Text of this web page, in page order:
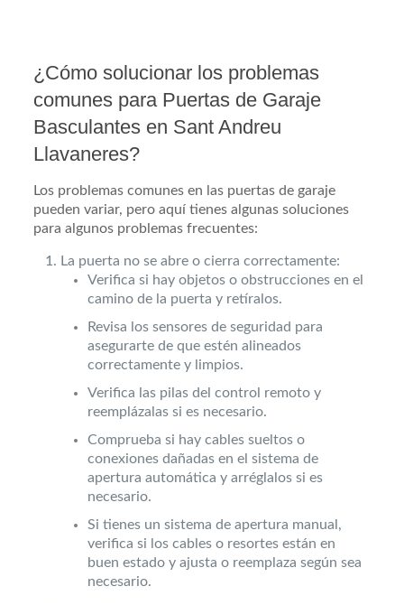
¿Cómo solucionar los problemas
comunes para Puertas de Garaje
Basculantes en Sant Andreu
Llavaneres?
Los problemas comunes en las puertas de garaje
pueden variar, pero aquí tienes algunas soluciones
para algunos problemas frecuentes:
La puerta no se abre o cierra correctamente:
Verifica si hay objetos o obstrucciones en el
camino de la puerta y retíralos.
Revisa los sensores de seguridad para
asegurarte de que estén alineados
correctamente y limpios.
Verifica las pilas del control remoto y
reemplázalas si es necesario.
Comprueba si hay cables sueltos o
conexiones dañadas en el sistema de
apertura automática y arréglalos si es
necesario.
Si tienes un sistema de apertura manual,
verifica si los cables o resortes están en
buen estado y ajusta o reemplaza según sea
necesario.